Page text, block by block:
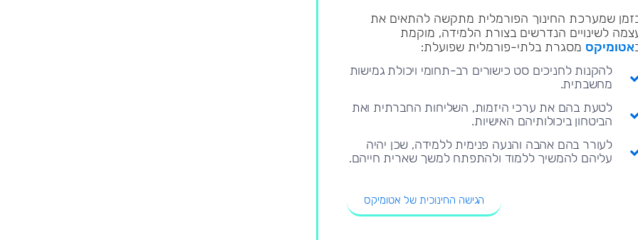
שמערכת החינוך הפורמלית מתקשה להתאים את
לשינויים הנדרשים בצורת הלמידה, מוקמת
אטומיקס מסגרת בלתי-פורמלית שפועלת:
להקנות לחניכים סט כישורים רב-תחומי ויכולת גמישות
מחשבתית.
לטעת בהם את ערכי היזמות, השליחות החברתית ואת
הביטחון ביכולותיהם האישיות.
לעורר בהם אהבה והנעה פנימית ללמידה, שכן יהיה
עליהם להמשיך ללמוד ולהתפתח למשך שארית חייהם.
הגישה החינוכית של אטומיקס